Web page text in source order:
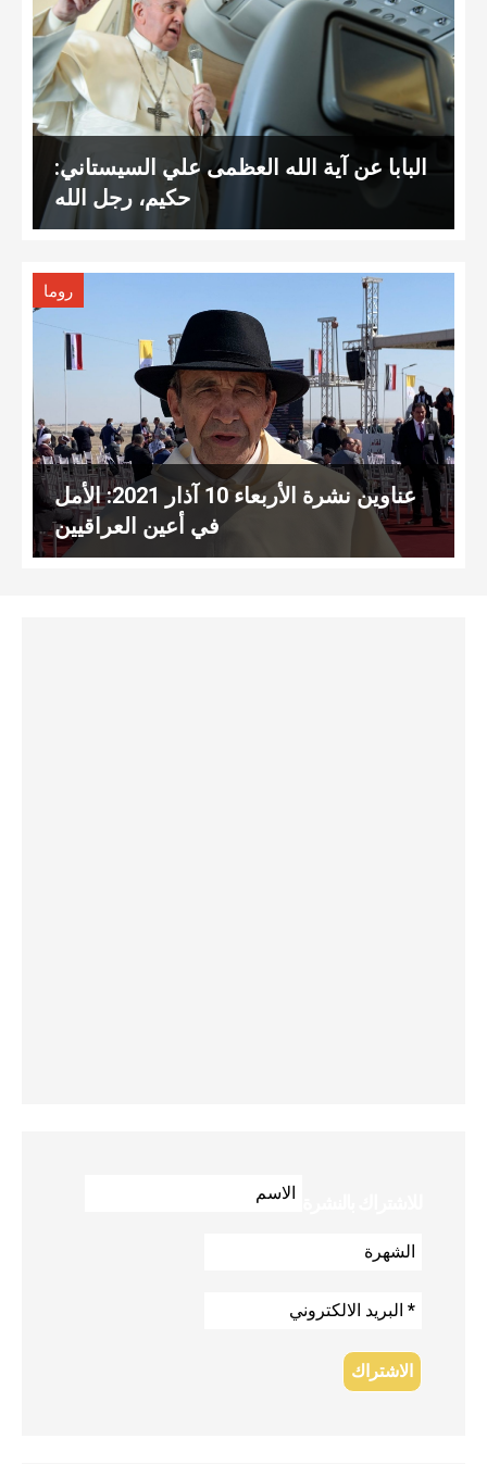
البابا عن آية الله العظمى علي السيستاني:
حكيم، رجل الله
روما
عناوين نشرة الأربعاء 10 آذار 2021: الأمل
في أعين العراقيين